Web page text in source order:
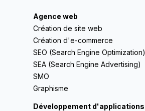
Agence web
Création de site web
Création d'e-commerce
SEO (Search Engine Optimization)
SEA (Search Engine Advertising)
SMO
Graphisme
Développement d'applications